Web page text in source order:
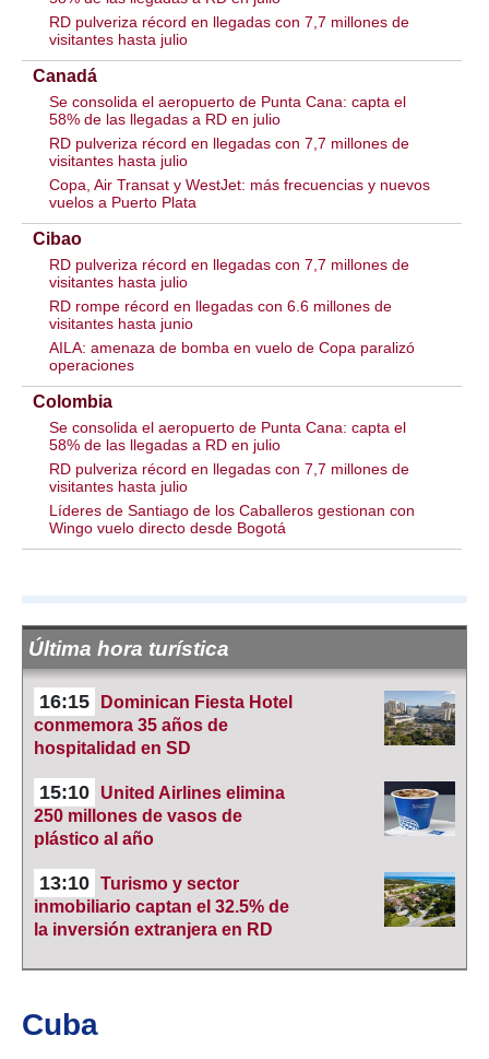
RD pulveriza récord en llegadas con 7,7 millones de
visitantes hasta julio
Canadá
Se consolida el aeropuerto de Punta Cana: capta el
58% de las llegadas a RD en julio
RD pulveriza récord en llegadas con 7,7 millones de
visitantes hasta julio
Copa, Air Transat y WestJet: más frecuencias y nuevos
vuelos a Puerto Plata
Cibao
RD pulveriza récord en llegadas con 7,7 millones de
visitantes hasta julio
RD rompe récord en llegadas con 6.6 millones de
visitantes hasta junio
AILA: amenaza de bomba en vuelo de Copa paralizó
operaciones
Colombia
Se consolida el aeropuerto de Punta Cana: capta el
58% de las llegadas a RD en julio
RD pulveriza récord en llegadas con 7,7 millones de
visitantes hasta julio
Líderes de Santiago de los Caballeros gestionan con
Wingo vuelo directo desde Bogotá
Última hora turística
16:15
Dominican Fiesta Hotel
conmemora 35 años de
hospitalidad en SD
15:10
United Airlines elimina
250 millones de vasos de
plástico al año
13:10 Turismo y sector
inmobiliario captan el 32.5% de
la inversión extranjera en RD
Cuba